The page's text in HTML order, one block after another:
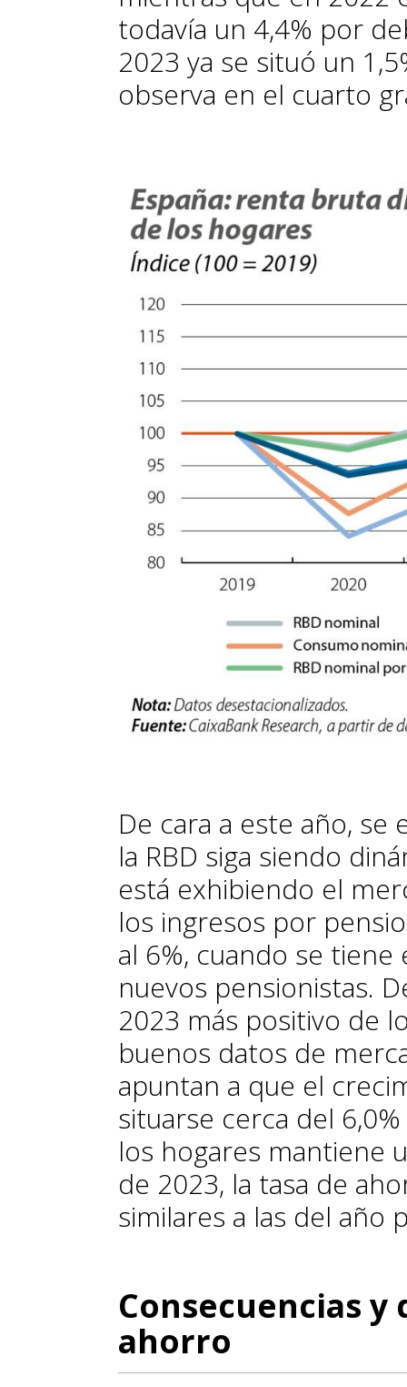
todavía un 4,4% por
2023 ya se situó un
observa en el cuarto
De cara a este año,
la RBD siga siendo
está exhibiendo el
los ingresos por
al 6%, cuando se
nuevos pensionistas.
2023 más positivo de
buenos datos de
apuntan a que el
situarse cerca del
los hogares mantiene
de 2023, la tasa de
similares a las del año
Consecuencias
ahorro